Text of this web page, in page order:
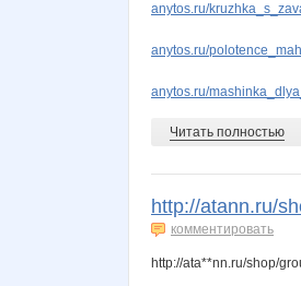
anytos.ru/
anytos.ru/
anytos.ru/
Читать полностью
http://atann.ru/
комментировать
http://ata**nn.ru/shop/